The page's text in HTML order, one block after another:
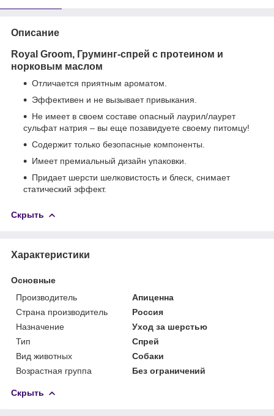
Описание
Royal Groom, Груминг-спрей с протеином и
норковым маслом
Отличается приятным ароматом.
Эффективен и не вызывает привыкания.
Не имеет в своем составе опасный лаурил/лаурет
сульфат натрия – вы еще позавидуете своему питомцу!
Содержит только безопасные компоненты.
Имеет премиальный дизайн упаковки.
Придает шерсти шелковистость и блеск, снимает
статический эффект.
Скрыть
Характеристики
Основные
Производитель
Апиценна
Страна производитель
Россия
Назначение
Уход за шерстью
Тип
Спрей
Вид животных
Собаки
Возрастная группа
Без ограничений
Скрыть